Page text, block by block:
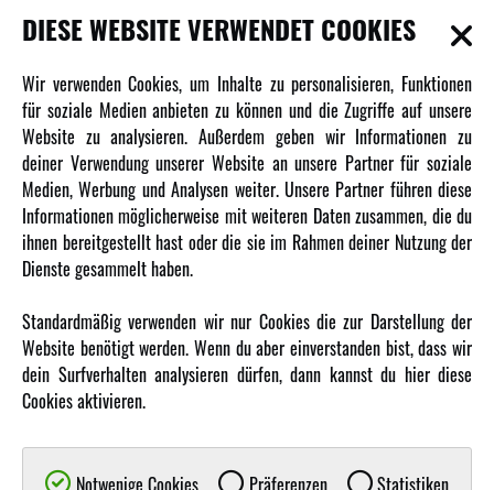
INFORMATIONEN
Newsletter
Über uns
Karriere
Amewi Kataloge
MEHR VON AMEWI
AMXRacing - Qualitäts RC-Zubehör
Amewi Construction - Nutzfahrzeuge
Malinos - Die kreative Seite von Amewi
Werden Sie Amewi Händler
DIESE WEBSITE VERWENDET COOKIES
Wir verwenden Cookies, um Inhalte zu personalisieren, Funktionen
für soziale Medien anbieten zu können und die Zugriffe auf unsere
Website zu analysieren. Außerdem geben wir Informationen zu
deiner Verwendung unserer Website an unsere Partner für soziale
Medien, Werbung und Analysen weiter. Unsere Partner führen diese
Informationen möglicherweise mit weiteren Daten zusammen, die du
ihnen bereitgestellt hast oder die sie im Rahmen deiner Nutzung der
Dienste gesammelt haben.
Standardmäßig verwenden wir nur Cookies die zur Darstellung der
Website benötigt werden. Wenn du aber einverstanden bist, dass wir
dein Surfverhalten analysieren dürfen, dann kannst du hier diese
Cookies aktivieren.
Notwenige Cookies Präferenzen Statistiken